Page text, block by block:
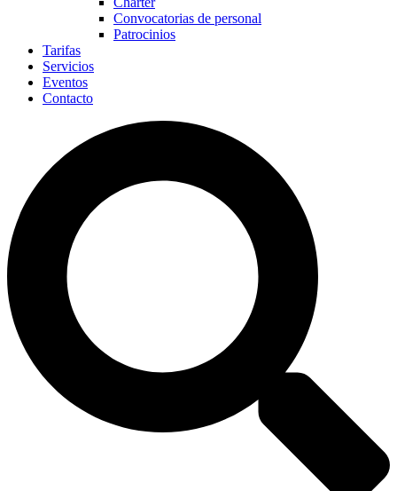
Convocatorias de personal
Patrocinios
Tarifas
Servicios
Eventos
Contacto